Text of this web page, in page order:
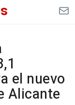
el nuevo
Alicante